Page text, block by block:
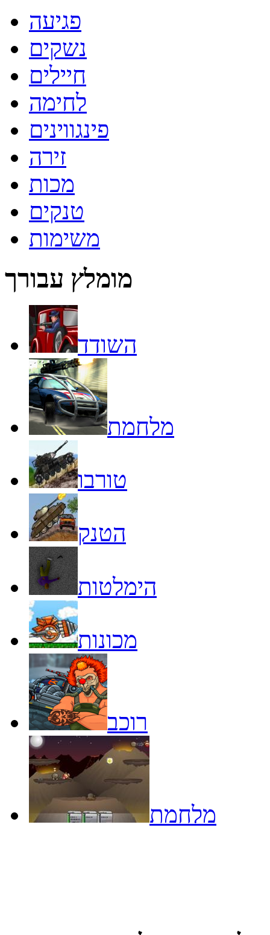
פגיעה
נשקים
חיילים
לחימה
פינגווינים
זירה
מכות
טנקים
משימות
מומלץ עבורך
השודד
מלחמת
טורבו
הטנק
הימלטות
מכונות
רוכב
מלחמת